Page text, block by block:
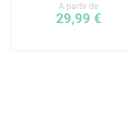
A partir de
29,99 €